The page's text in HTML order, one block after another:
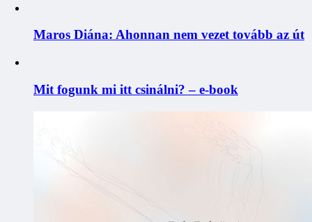
Maros Diána: Ahonnan nem vezet tovább az út
Mit fogunk mi itt csinálni? – e-book